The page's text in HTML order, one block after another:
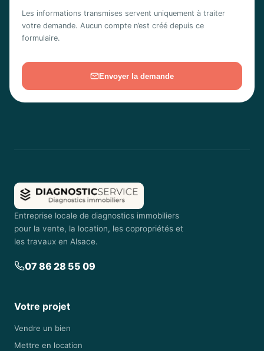
Les informations transmises servent uniquement à traiter
votre demande. Aucun compte n’est créé depuis ce
formulaire.
Envoyer la demande
Entreprise locale de diagnostics immobiliers
pour la vente, la location, les copropriétés et
les travaux en Alsace.
07 86 28 55 09
Votre projet
Vendre un bien
Mettre en location